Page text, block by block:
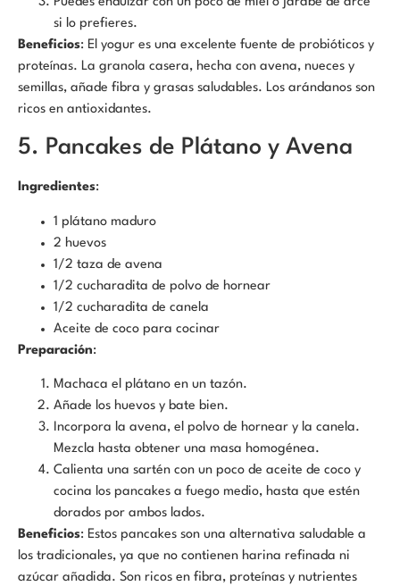
si lo prefieres.
Beneficios: El yogur es una excelente fuente de probióticos y
proteínas. La granola casera, hecha con avena, nueces y
semillas, añade fibra y grasas saludables. Los arándanos son
ricos en antioxidantes.
5. Pancakes de Plátano y Avena
Ingredientes:
1 plátano maduro
2 huevos
1/2 taza de avena
1/2 cucharadita de polvo de hornear
1/2 cucharadita de canela
Aceite de coco para cocinar
Preparación:
Machaca el plátano en un tazón.
Añade los huevos y bate bien.
Incorpora la avena, el polvo de hornear y la canela.
Mezcla hasta obtener una masa homogénea.
Calienta una sartén con un poco de aceite de coco y
cocina los pancakes a fuego medio, hasta que estén
dorados por ambos lados.
Beneficios: Estos pancakes son una alternativa saludable a
los tradicionales, ya que no contienen harina refinada ni
azúcar añadida. Son ricos en fibra, proteínas y nutrientes